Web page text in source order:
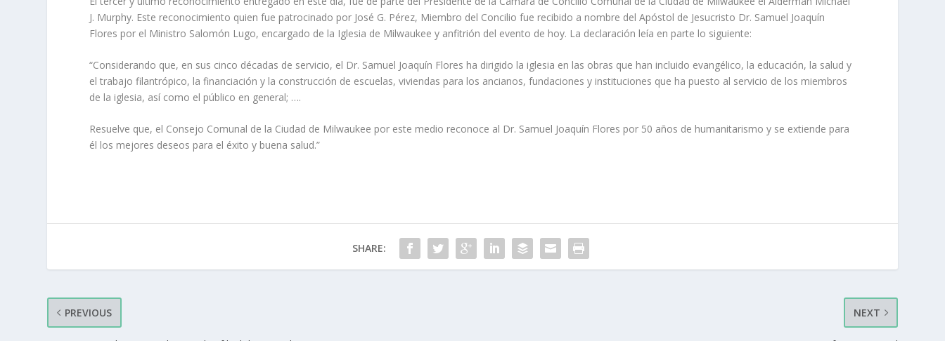
J. Murphy. Este reconocimiento quien fue patrocinado por José G. Pérez, Miembro del Concilio fue recibido a nombre del Apóstol de Jesucristo Dr. Samuel Joaquín
Flores por el Ministro Salomón Lugo, encargado de la Iglesia de Milwaukee y anfitrión del evento de hoy. La declaración leía en parte lo siguiente:
“Considerando que, en sus cinco décadas de servicio, el Dr. Samuel Joaquín Flores ha dirigido la iglesia en las obras que han incluido evangélico, la educación, la salud y
el trabajo filantrópico, la financiación y la construcción de escuelas, viviendas para los ancianos, fundaciones y instituciones que ha puesto al servicio de los miembros
de la iglesia, así como el público en general; ….
Resuelve que, el Consejo Comunal de la Ciudad de Milwaukee por este medio reconoce al Dr. Samuel Joaquín Flores por 50 años de humanitarismo y se extiende para
él los mejores deseos para el éxito y buena salud.”
SHARE:
PREVIOUS NEXT